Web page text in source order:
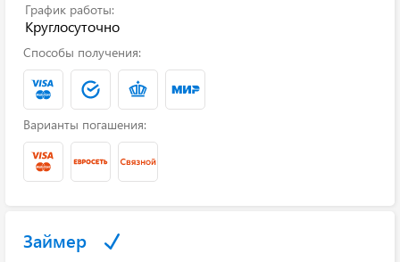
График работы:
Круглосуточно
Способы получения:
Варианты погашения:
Займер